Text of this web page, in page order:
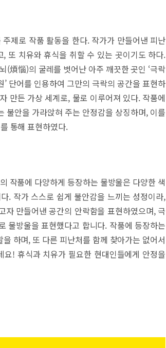
제로 작품 활동을 한다. 작가가 만들어낸 피난
또 치유와 휴식을 취할 수 있는 곳이기도 하다.
(煩惱)의 굴레를 벗어난 아주 깨끗한 곳인 ‘극락
단어를 인용하여 그만의 극락의 공간을 표현하
만든 가상 세계로, 물로 이루어져 있다. 작품에
불안을 가라앉혀 주는 안정감을 상징하며, 이를
통해 표현하였다.
작품에 다양하게 등장하는 물방울은 다양한 색
. 작가 스스로 쉽게 불안감을 느끼는 성정이라,
만들어낸 공간의 안락함을 표현하였으며, 극
물방울을 표현했다고 합니다. 작품에 등장하는
하며, 또 다른 피난처를 함께 찾아가는 없어서
! 휴식과 치유가 필요한 현대인들에게 안정을